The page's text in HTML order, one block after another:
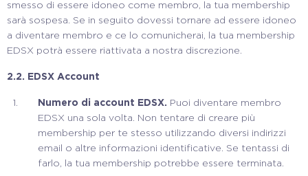
smesso di essere idoneo come membro, la tua membership
sarà sospesa. Se in seguito dovessi tornare ad essere idoneo
a diventare membro e ce lo comunicherai, la tua membership
EDSX potrà essere riattivata a nostra discrezione.
2.2. EDSX Account
Numero di account EDSX. Puoi diventare membro
EDSX una sola volta. Non tentare di creare più
membership per te stesso utilizzando diversi indirizzi
email o altre informazioni identificative. Se tentassi di
farlo, la tua membership potrebbe essere terminata.